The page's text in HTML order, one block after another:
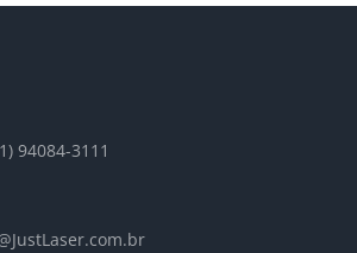
94084-3111